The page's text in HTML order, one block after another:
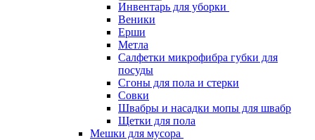
Инвентарь для уборки
Веники
Ерши
Метла
Салфетки микрофибра губки для
посуды
Сгоны для пола и стерки
Совки
Швабры и насадки мопы для швабр
Щетки для пола
Мешки для мусора